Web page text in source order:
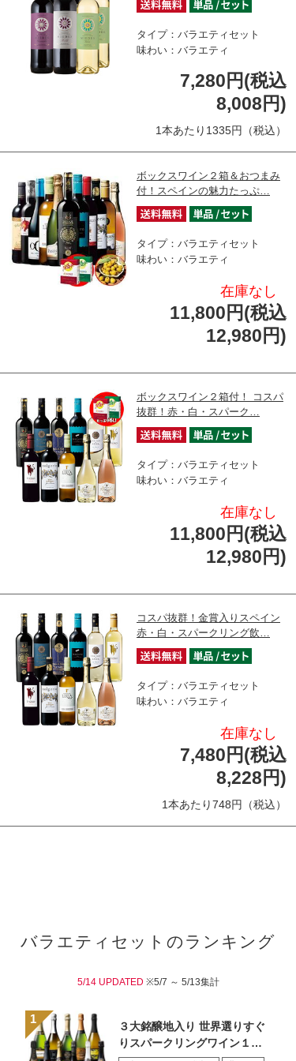
タイプ：バラエティセット
味わい：バラエティ
7,280円(税込
8,008円)
1本あたり1335円（税込）
ボックスワイン２箱＆おつまみ
付！スペインの魅力たっぷ…
タイプ：バラエティセット
味わい：バラエティ
在庫なし
11,800円(税込
12,980円)
ボックスワイン２箱付！ コスパ
抜群！赤・白・スパーク…
タイプ：バラエティセット
味わい：バラエティ
在庫なし
11,800円(税込
12,980円)
コスパ抜群！金賞入りスペイン
赤・白・スパークリング飲…
タイプ：バラエティセット
味わい：バラエティ
在庫なし
7,480円(税込
8,228円)
1本あたり748円（税込）
バラエティセットのランキング
5/14 UPDATED ※5/7 ～ 5/13集計
３大銘醸地入り 世界選りすぐ
りスパークリングワイン１１